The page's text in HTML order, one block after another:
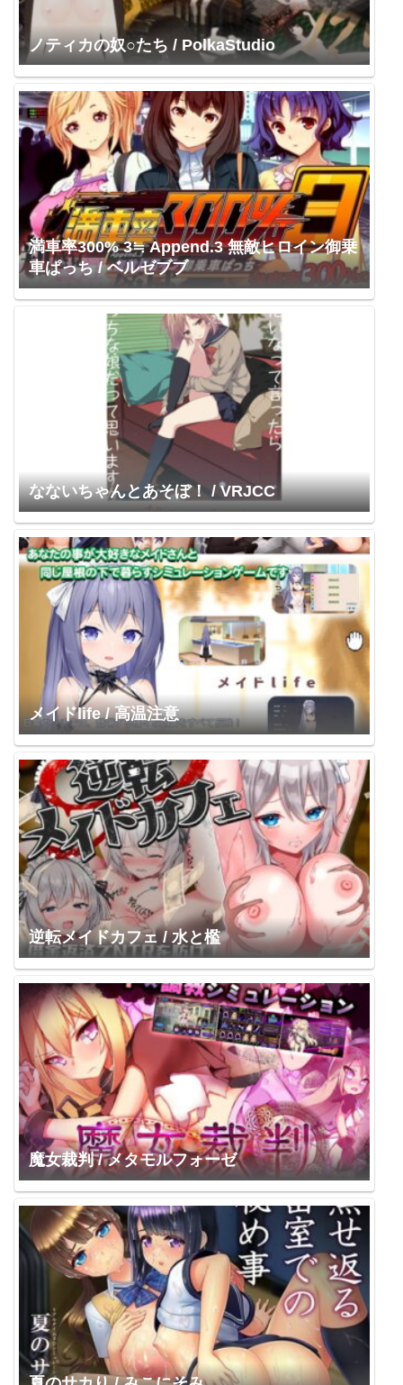
ノティカの奴○たち / PolkaStudio
満車率300% 3≒ Append.3 無敵ヒロイン御乗
車ぱっち / ベルゼブブ
なないちゃんとあそぼ！ / VRJCC
メイドlife / 高温注意
逆転メイドカフェ / 水と檻
魔女裁判 / メタモルフォーゼ